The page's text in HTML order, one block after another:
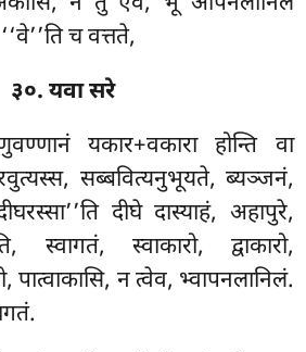
च वत्तते,
३०. यवा सरे
यकार+वकारा होन्ति वा
सब्बवित्यनुभूयते, ब्यञ्जनं,
दीघे दास्याहं, अहापुरे,
स्वागतं, स्वाकारो, द्वाकारो,
पात्वाकासि, न त्वेव, भ्वापनलानिलं.